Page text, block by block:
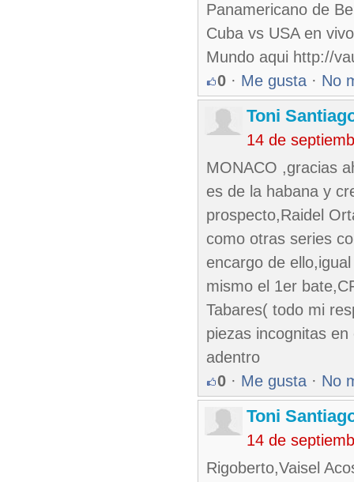
Panamericano de
Cuba vs USA en
Mundo aqui http://
0 · Me gusta · No
Toni
14 de
MONACO ,gracias
es de la habana y
prospecto,Raidel
como otras series
encargo de
mismo el 1er
Tabares( todo mi
piezas incognitas
adentro
0 · Me gusta · No
Toni
14 de
Rigoberto,Vaisel